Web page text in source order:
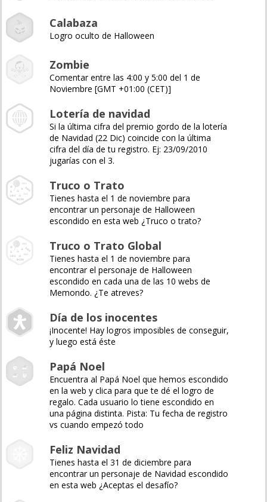
Calabaza
Logro oculto de Halloween
Zombie
Comentar entre las 4:00 y 5:00 del 1 de
Noviembre [GMT +01:00 (CET)]
Lotería de navidad
Si la última cifra del premio gordo de la lotería
de Navidad (22 Dic) coincide con la última
cifra del día de tu registro. Ej: 23/09/2010
jugarías con el 3.
Truco o Trato
Tienes hasta el 1 de noviembre para
encontrar un personaje de Halloween
escondido en esta web ¿Truco o trato?
Truco o Trato Global
Tienes hasta el 1 de noviembre para
encontrar el personaje de Halloween
escondido en cada una de las 10 webs de
Memondo. ¿Te atreves?
Día de los inocentes
¡Inocente! Hay logros imposibles de conseguir,
y luego está éste
Papá Noel
Encuentra al Papá Noel que hemos escondido
en la web y clica para que te dé el logro de
regalo. Cada usuario lo tiene escondido en
una página distinta. Pista: Tu fecha de registro
vs cuando empezó todo
Feliz Navidad
Tienes hasta el 31 de diciembre para
encontrar un personaje de Navidad escondido
en esta web ¿Aceptas el desafío?